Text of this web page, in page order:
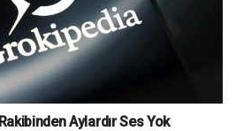
Aylardır Ses Yok